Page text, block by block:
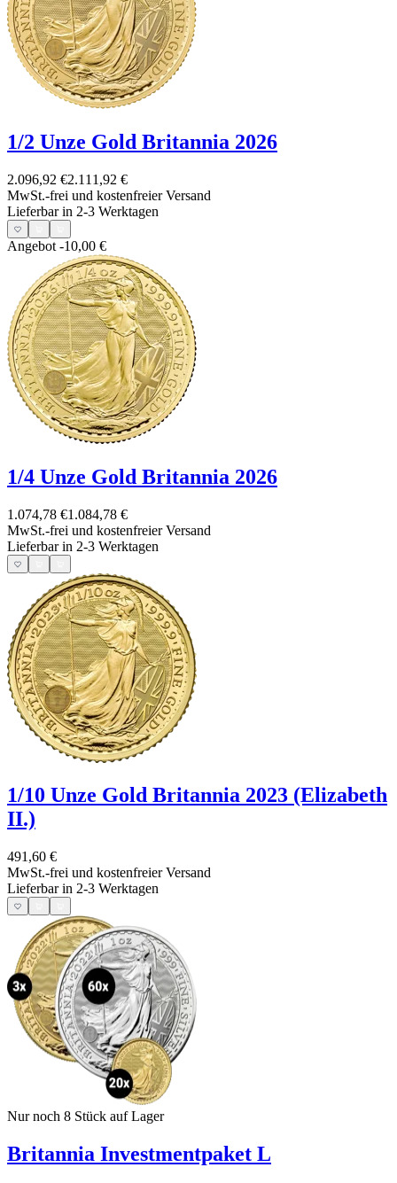
1/2 Unze Gold Britannia 2026
2.096,92 €2.111,92 €
MwSt.-frei und kostenfreier Versand
Lieferbar in 2-3 Werktagen
Angebot -10,00 €
1/4 Unze Gold Britannia 2026
1.074,78 €1.084,78 €
MwSt.-frei und kostenfreier Versand
Lieferbar in 2-3 Werktagen
1/10 Unze Gold Britannia 2023 (Elizabeth
II.)
491,60 €
MwSt.-frei und kostenfreier Versand
Lieferbar in 2-3 Werktagen
Nur noch 8 Stück auf Lager
Britannia Investmentpaket L